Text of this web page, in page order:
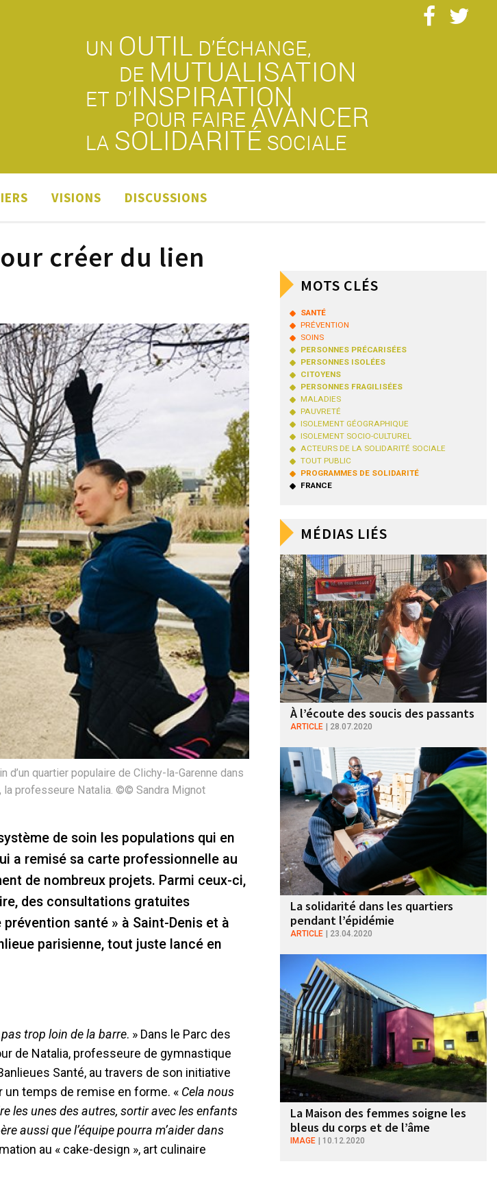
VISIONS DISCUSSIONS
créer du lien
quartier populaire de Clichy-la-Garenne dans
la professeure Natalia. ©© Sandra Mignot
de soin les populations qui en
a remisé sa carte professionnelle au
de nombreux projets. Parmi ceux-ci,
des consultations gratuites
santé » à Saint-Denis et à
parisienne, tout juste lancé en
trop loin de la barre. » Dans le Parc des
de Natalia, professeure de gymnastique
Santé, au travers de son initiative
temps de remise en forme. « Cela nous
les unes des autres, sortir avec les enfants
aussi que l’équipe pourra m’aider dans
au « cake-design », art culinaire
MOTS CLÉS
SANTÉ
PRÉVENTION
SOINS
PERSONNES PRÉCARISÉES
PERSONNES ISOLÉES
CITOYENS
PERSONNES FRAGILISÉES
MALADIES
PAUVRETÉ
ISOLEMENT GÉOGRAPHIQUE
ISOLEMENT SOCIO-CULTUREL
ACTEURS DE LA SOLIDARITÉ SOCIALE
TOUT PUBLIC
PROGRAMMES DE SOLIDARITÉ
FRANCE
MÉDIAS LIÉS
À l’écoute des soucis des passants
ARTICLE 28.07.2020
La solidarité dans les quartiers
pendant l’épidémie
ARTICLE 23.04.2020
La Maison des femmes soigne les
bleus du corps et de l’âme
IMAGE 10.12.2020